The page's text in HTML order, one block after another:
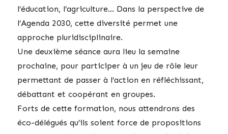
l’éducation, l’agriculture… Dans la perspective de
l’Agenda 2030, cette diversité permet une
approche pluridisciplinaire.
Une deuxième séance aura lieu la semaine
prochaine, pour participer à un jeu de rôle leur
permettant de passer à l’action en réfléchissant,
débattant et coopérant en groupes.
Forts de cette formation, nous attendrons des
éco-délégués qu’ils soient force de propositions